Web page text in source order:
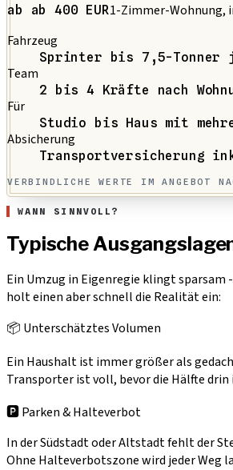
ab ab 400 EUR1-Zimmer-Wohnung,
Fahrzeug
Sprinter bis 7,5-Tonner
Team
2 bis 4 Kräfte nach
Für
Studio bis Haus mit
Absicherung
Transportversicherung
VERBINDLICHE WERTE IM ANGEBOT
WANN SINNVOLL?
Typische
Ein Umzug in Eigenregie klingt sparsam
holt einen aber schnell die Realität ein:
📦 Unterschätztes Volumen
Ein Haushalt ist immer größer als
Transporter ist voll, bevor die Hälfte drin
🅿️ Parken & Halteverbot
In der Südstadt oder Altstadt fehlt der
Ohne Halteverbotszone wird jeder Weg